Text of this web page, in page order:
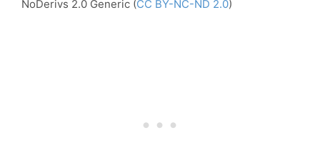
NoDerivs 2.0 Generic (CC BY-NC-ND 2.0)